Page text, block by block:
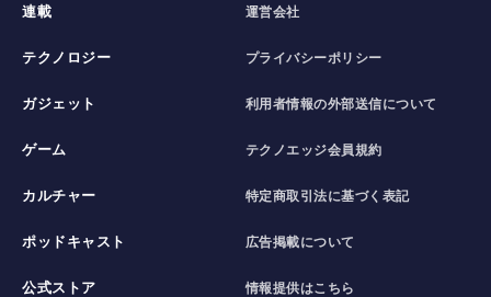
連載
テクノロジー
ガジェット
ゲーム
カルチャー
ポッドキャスト
公式ストア
運営会社
プライバシーポリシー
利用者情報の外部送信について
テクノエッジ会員規約
特定商取引法に基づく表記
広告掲載について
情報提供はこちら